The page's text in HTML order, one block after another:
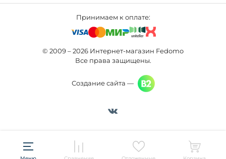
Принимаем к оплате:
© 2009 – 2026 Интернет-магазин Fedomo
Все права защищены.
Создание сайта —